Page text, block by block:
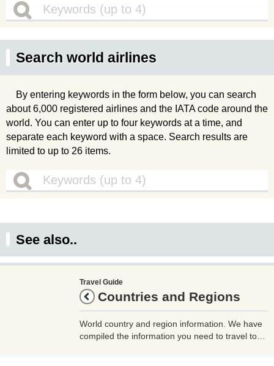
Search world airlines
By entering keywords in the form below, you can search
about 6,000 registered airlines and the IATA code around the
world. You can enter up to four keywords at a time, and
separate each keyword with a space. Search results are
limited to up to 26 items.
See also..
Travel Guide
Countries and Regions
World country and region information. We have
compiled the information you need to travel to